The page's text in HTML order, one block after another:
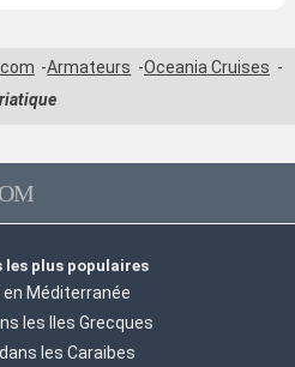
Armateurs
Oceania Cruises
les plus populaires
Méditerranée
les Iles Grecques
les Caraibes